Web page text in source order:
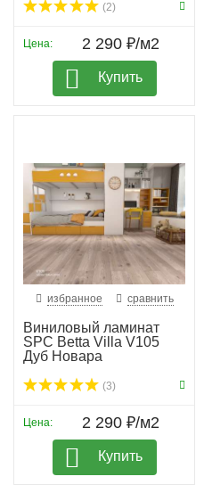
(2)
Цена: 2 290 ₽/м2
Купить
избранное сравнить
Виниловый ламинат
SPC Betta Villa V105
Дуб Новара
(3)
Цена: 2 290 ₽/м2
Купить